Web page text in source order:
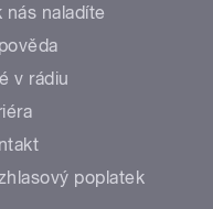
nás naladíte
v rádiu
poplatek